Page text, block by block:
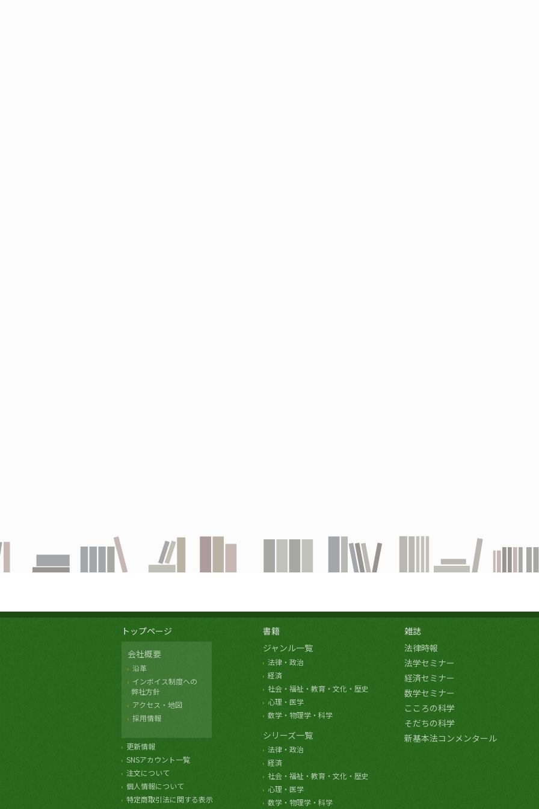
トップページ
会社概要
沿革
インボイス制度への
弊社方針
アクセス・地図
採用情報
更新情報
SNSアカウント一覧
注文について
個人情報について
特定商取引法に関する表示
書籍
ジャンル一覧
法律・政治
経済
社会・福祉・教育・文化・歴史
心理・医学
数学・物理学・科学
シリーズ一覧
法律・政治
経済
社会・福祉・教育・文化・歴史
心理・医学
数学・物理学・科学
雑誌
法律時報
法学セミナー
経済セミナー
数学セミナー
こころの科学
そだちの科学
新基本法コンメンタール